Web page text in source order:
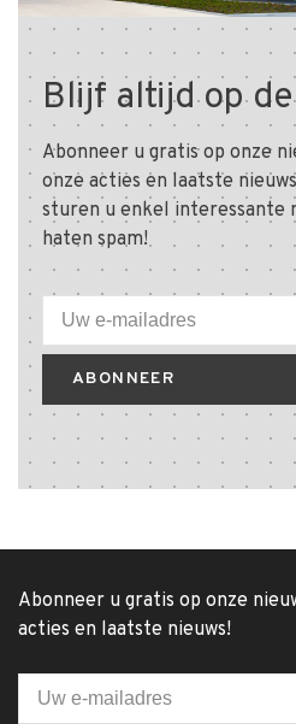
Blijf altijd op
Abonneer u gratis op onze
onze acties en laatste
sturen u enkel interessante
haten spam!
ABONNEER
Abonneer u gratis op onze
acties en laatste nieuws!